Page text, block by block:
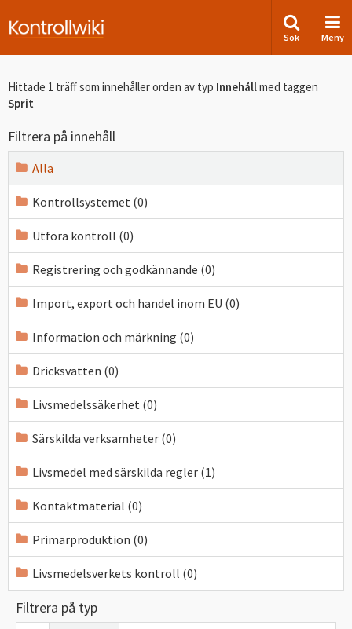
Sök Meny
Hittade 1 träff som innehåller orden av typ Innehållmed taggen
Sprit
Filtrera på innehåll
Alla
Kontrollsystemet (0)
Utföra kontroll (0)
Registrering och godkännande (0)
Import, export och handel inom EU (0)
Information och märkning (0)
Dricksvatten (0)
Livsmedelssäkerhet (0)
Särskilda verksamheter (0)
Livsmedel med särskilda regler (1)
Kontaktmaterial (0)
Primärproduktion (0)
Livsmedelsverkets kontroll (0)
Filtrera på typ